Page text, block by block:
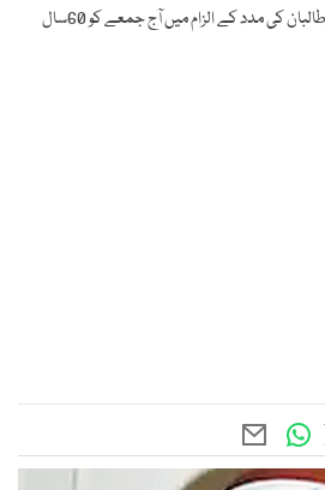
امریکا میں پاکستانی پیش امام کوطالبان کی مدد کے الزام میں آج جمعے کو 60سال